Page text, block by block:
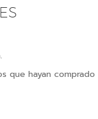
que hayan